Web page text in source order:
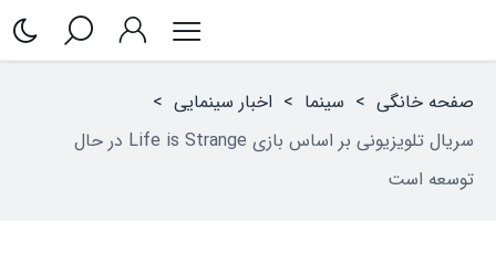
صفحه خانگی > سینما > اخبار سینمایی >
سریال تلویزیونی بر اساس بازی Life is Strange در حال
توسعه است